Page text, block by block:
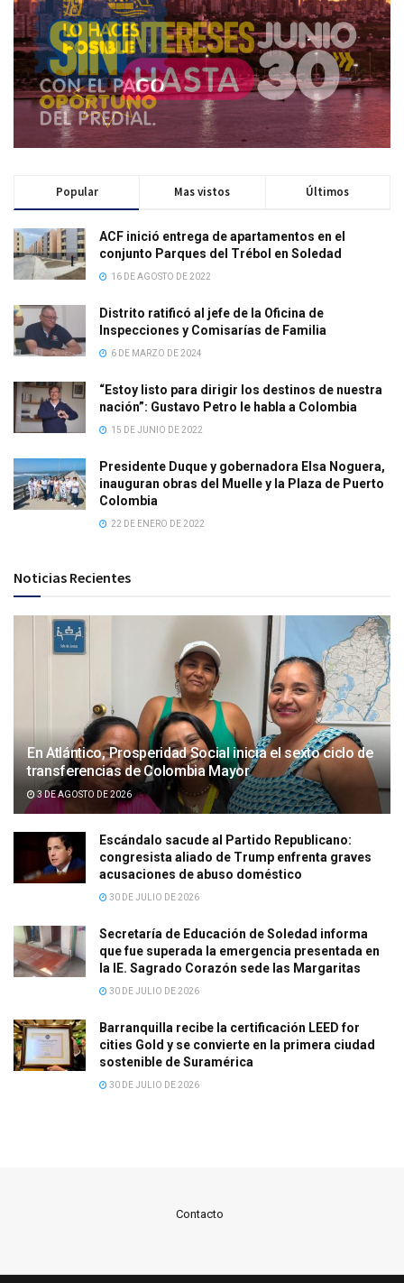
Popular Mas vistos Últimos
ACF inició entrega de apartamentos en el
conjunto Parques del Trébol en Soledad
16 DE AGOSTO DE 2022
Distrito ratificó al jefe de la Oficina de
Inspecciones y Comisarías de Familia
6 DE MARZO DE 2024
“Estoy listo para dirigir los destinos de nuestra
nación”: Gustavo Petro le habla a Colombia
15 DE JUNIO DE 2022
Presidente Duque y gobernadora Elsa Noguera,
inauguran obras del Muelle y la Plaza de Puerto
Colombia
22 DE ENERO DE 2022
Noticias Recientes
En Atlántico, Prosperidad Social inicia el sexto ciclo de
transferencias de Colombia Mayor
3 DE AGOSTO DE 2026
Escándalo sacude al Partido Republicano:
congresista aliado de Trump enfrenta graves
acusaciones de abuso doméstico
30 DE JULIO DE 2026
Secretaría de Educación de Soledad informa
que fue superada la emergencia presentada en
la IE. Sagrado Corazón sede las Margaritas
30 DE JULIO DE 2026
Barranquilla recibe la certificación LEED for
cities Gold y se convierte en la primera ciudad
sostenible de Suramérica
30 DE JULIO DE 2026
Contacto